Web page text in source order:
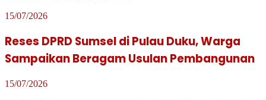
15/07/2026
Reses DPRD Sumsel di Pulau Duku, Warga
Sampaikan Beragam Usulan Pembangunan
15/07/2026